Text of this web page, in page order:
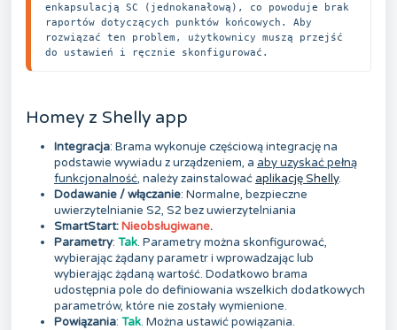
enkapsulacją SC (jednokanałową), co powoduje brak
raportów dotyczących punktów końcowych. Aby
rozwiązać ten problem, użytkownicy muszą przejść
do ustawień i ręcznie skonfigurować.
Homey z Shelly app
Integracja: Brama wykonuje częściową integrację na
podstawie wywiadu z urządzeniem, a aby uzyskać pełną
funkcjonalność, należy zainstalowaćaplikację Shelly.
Dodawanie / włączanie: Normalne, bezpieczne
uwierzytelnianie S2, S2 bez uwierzytelniania
SmartStart:Nieobsługiwane.
Parametry: Tak. Parametry można skonfigurować,
wybierając żądany parametr i wprowadzając lub
wybierając żądaną wartość. Dodatkowo brama
udostępnia pole do definiowania wszelkich dodatkowych
parametrów, które nie zostały wymienione.
Powiązania: Tak. Można ustawić powiązania.